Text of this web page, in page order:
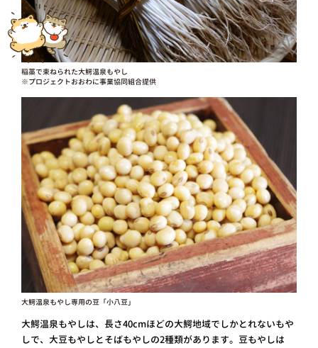
稲藁で束ねられた大鰐温泉もやし
※プロジェクトおおわに事業協同組合提供
大鰐温泉もやし専用の豆「小八豆」
大鰐温泉もやしは、長さ40cmほどの大鰐地域でしかとれないもや
しで、大豆もやしとそばもやしの2種類があります。豆もやしは